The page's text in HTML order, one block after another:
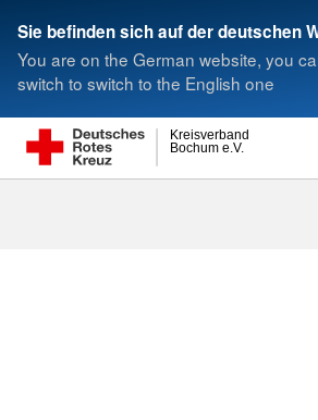
Sie befinden sich auf der deutschen
You are on the German website, you
switch to switch to the English one
Bochum e.V.
Kreisverband